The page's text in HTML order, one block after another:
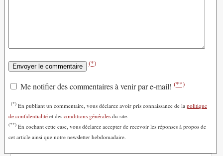
(*)
Me notifier des commentaires à venir par e-mail! (**)
(*) En publiant un commentaire, vous déclarez avoir pris connaissance de la politique
de confidentialité et des conditions générales du site.
(**) En cochant cette case, vous déclarez accepter de recevoir les réponses à propos de
cet article ainsi que notre newsletter hebdomadaire.